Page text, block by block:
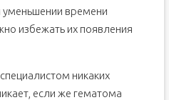
уменьшении времени
избежать их появления
никаких
если же гематома